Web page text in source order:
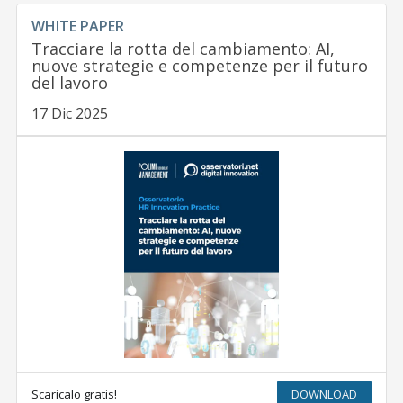
WHITE PAPER
Tracciare la rotta del cambiamento: AI,
nuove strategie e competenze per il futuro
del lavoro
17 Dic 2025
Scaricalo gratis! DOWNLOAD